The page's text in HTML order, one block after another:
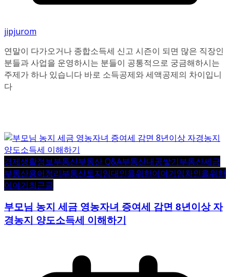
jipjurom
연말이 다가오거나 종합소득세 신고 시즌이 되면 많은 직장인
분들과 사업을 운영하시는 분들이 공통적으로 궁금해하시는
주제가 하나 있습니다 바로 소득공제와 세액공제의 차이입니
다
경제생활정보부동산부동산 Q&A부동산내공쌓기부동산세금
부동산용어정리부동산토지임대인을위한이야기임차인을위한
이야기최근글
부모님 농지 세금 영농자녀 증여세 감면 8년이상 자
경농지 양도소득세 이해하기